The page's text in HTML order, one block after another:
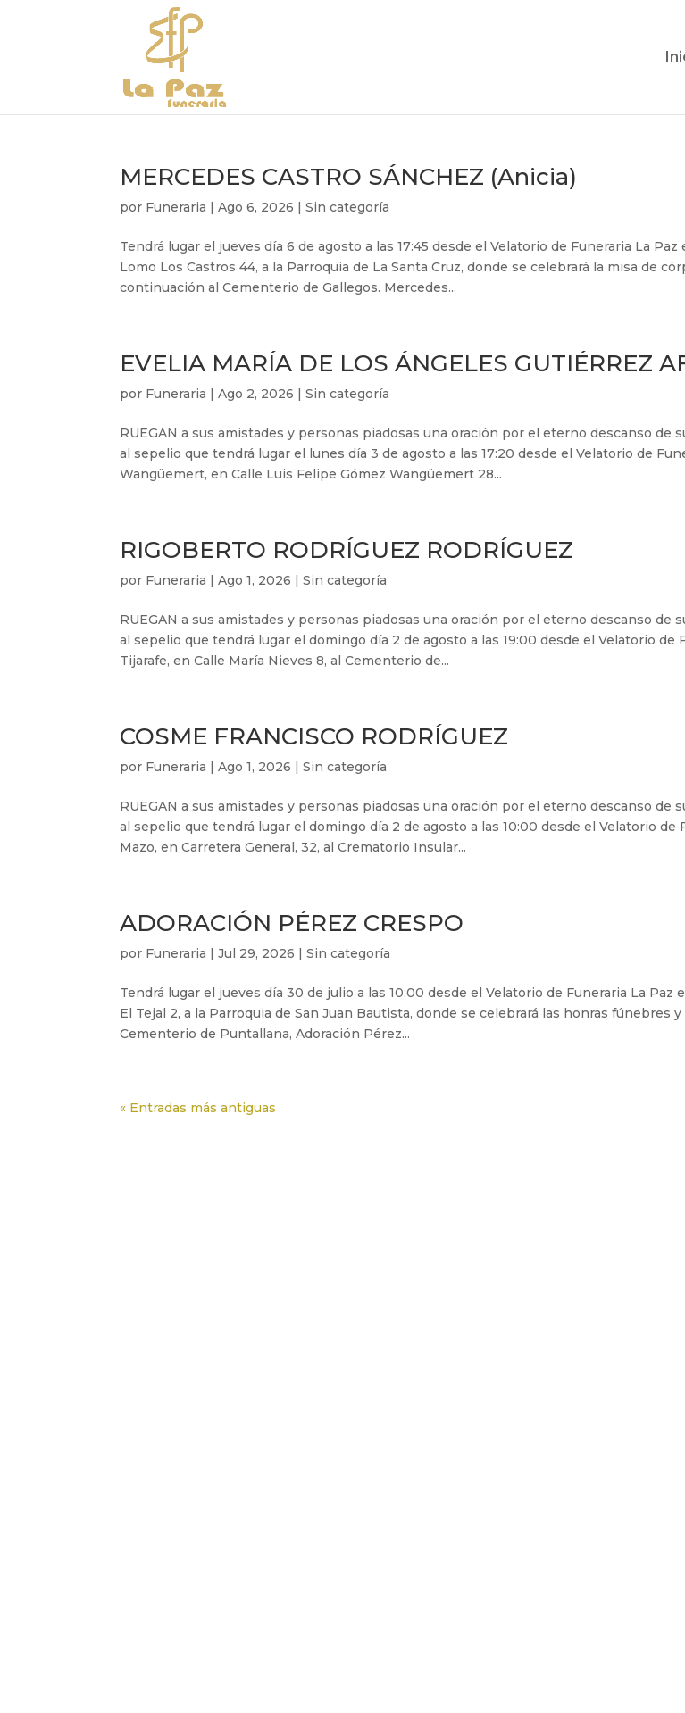
MERCEDES CASTRO SÁNCHEZ (Anicia)
por Funeraria |Ago 6, 2026 |Sin categoría
Tendrá lugar el jueves día 6 de agosto a las 17:45 desde el Velatorio de Funeraria La Paz
Lomo Los Castros 44, a la Parroquia de La Santa Cruz, donde se celebrará la misa de
continuación al Cementerio de Gallegos. Mercedes...
EVELIA MARÍA DE LOS ÁNGELES GUTIÉRREZ
por Funeraria |Ago 2, 2026 |Sin categoría
RUEGAN a sus amistades y personas piadosas una oración por el eterno descanso de
al sepelio que tendrá lugar el lunes día 3 de agosto a las 17:20 desde el Velatorio de
Wangüemert, en Calle Luis Felipe Gómez Wangüemert 28...
RIGOBERTO RODRÍGUEZ RODRÍGUEZ
por Funeraria |Ago 1, 2026 |Sin categoría
RUEGAN a sus amistades y personas piadosas una oración por el eterno descanso de
al sepelio que tendrá lugar el domingo día 2 de agosto a las 19:00 desde el Velatorio de
Tijarafe, en Calle María Nieves 8, al Cementerio de...
COSME FRANCISCO RODRÍGUEZ
por Funeraria |Ago 1, 2026 |Sin categoría
RUEGAN a sus amistades y personas piadosas una oración por el eterno descanso de
al sepelio que tendrá lugar el domingo día 2 de agosto a las 10:00 desde el Velatorio de
Mazo, en Carretera General, 32, al Crematorio Insular...
ADORACIÓN PÉREZ CRESPO
por Funeraria |Jul 29, 2026 |Sin categoría
Tendrá lugar el jueves día 30 de julio a las 10:00 desde el Velatorio de Funeraria La Paz
El Tejal 2, a la Parroquia de San Juan Bautista, donde se celebrará las honras fúnebres
Cementerio de Puntallana, Adoración Pérez...
« Entradas más antiguas